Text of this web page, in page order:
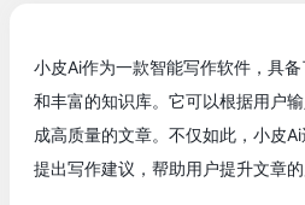
小皮Ai作为一款智能写作软件，具
和丰富的知识库。它可以根据用户
成高质量的文章。不仅如此，小皮
提出写作建议，帮助用户提升文章的